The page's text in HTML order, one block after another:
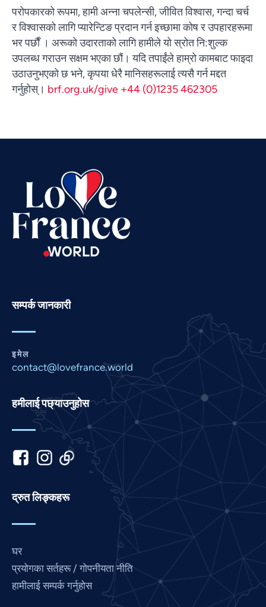
परोपकारको रूपमा, हामी अन्ना चपलेन्सी, जीवित विश्वास, गन्दा चर्च
र विश्वासको लागि प्यारेन्टिङ प्रदान गर्न इच्छामा कोष र उपहारहरूमा
भर पर्छौं । अरूको उदारताको लागि हामीले यो स्रोत नि:शुल्क
उपलब्ध गराउन सक्षम भएका छौं। यदि तपाईंले हाम्रो कामबाट फाइदा
उठाउनुभएको छ भने, कृपया धेरै मानिसहरूलाई त्यसै गर्न मद्दत
गर्नुहोस्। brf.org.uk/give +44 (0)1235 462305
सम्पर्क जानकारी
इमेल
contact@lovefrance.world
हमीलाई पछ्याउनुहोस
द्रुत लिङ्कहरू
घर
प्रयोगका सर्तहरू / गोपनीयता नीति
हामीलाई सम्पर्क गर्नुहोस
Finnish
Italian
Japanese
Kannada
Korean
Malay
Marathi
Tamil
Urdu
Vietnamese